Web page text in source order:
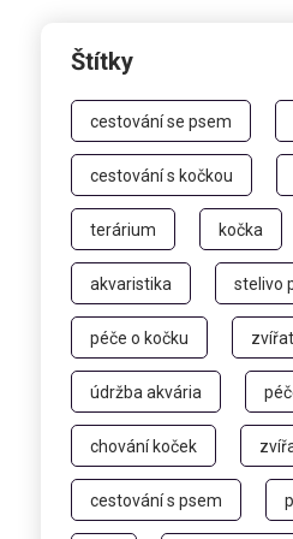
Štítky
cestování se psem
cestování s kočkou
terárium kočka
akvaristika stelivo
péče o kočku
údržba akvária
chování koček
cestování s psem